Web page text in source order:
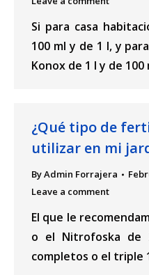
Si para casa
100 ml y de 1 l, y
Konox de 1 l y de 100
¿Qué tipo de
utilizar en mi
ByAdmin Forrajera
Leave a comment
El que le
o el Nitrofoska de
completos o el triple